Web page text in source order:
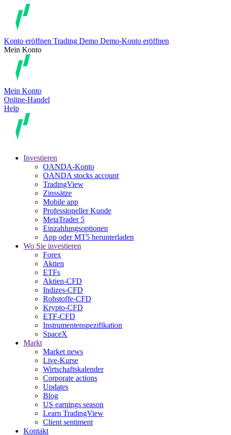
Konto eröffnen Trading Demo Demo-Konto eröffnen
Mein Konto
Mein Konto
Online-Handel
Help
Investieren
OANDA-Konto
OANDA stocks account
TradingView
Zinssätze
Mobile app
Professioneller Kunde
MetaTrader 5
Einzahlungsoptionen
App oder MT5 herunterladen
Wo Sie investieren
Forex
Aktien
ETFs
Aktien-CFD
Indizes-CFD
Rohstoffe-CFD
Krypto-CFD
ETF-CFD
Instrumentenspezifikation
SpaceX
Markt
Market news
Live-Kurse
Wirtschaftskalender
Corporate actions
Updates
Blog
US earnings season
Learn TradingView
Client sentiment
Kontakt